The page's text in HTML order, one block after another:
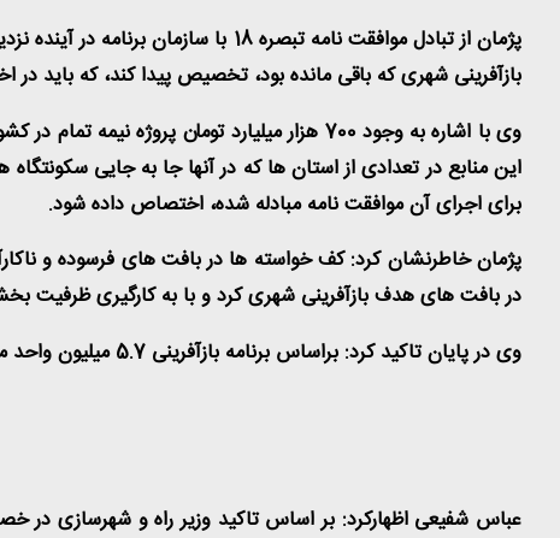
بازآفرینی شهری که باقی مانده بود، تخصیص پیدا کند، که باید در
وی با اشاره به وجود 700 هزار میلیارد
این منابع در تعدادی از استان ها که در آنها جا به جایی
برای اجرای آن موافقت نامه مبادله شده، اختصاص داده شود.
پژمان خاطرنشان کرد: کف خواسته ها در بافت های فرسوده و
در بافت های هدف بازآفرینی شهری کرد و با به کارگیری ظرفیت
وی در پایان تاکید کرد: براساس برنامه بازآفرینی 5.7 میلیون واحد مسکونی باید نوسازی و مقاوم سازی شوند که این مساله با مشارکت عمومی به سرانجام می رسد.
عباس شفیعی اظهارکرد: بر اساس تاکید وزیر راه و شهرسازی